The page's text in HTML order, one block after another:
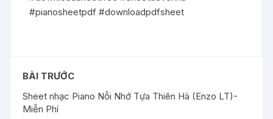
#pianosheetpdf #downloadpdfsheet
BÀI TRƯỚC
Sheet nhạc Piano Nỗi Nhớ Tựa Thiên Hà (Enzo LT)-
Miễn Phí